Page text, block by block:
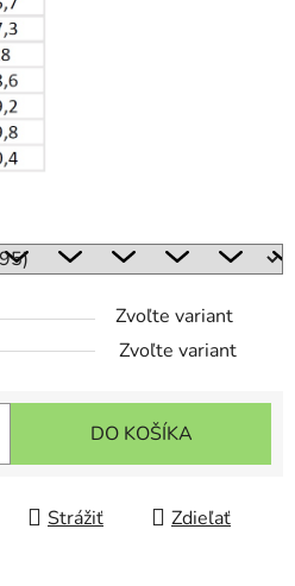
Zvoľte variant
Zvoľte variant
DO KOŠÍKA
Strážiť Zdieľať